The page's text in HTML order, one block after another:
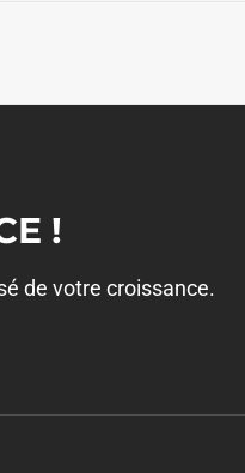
!
de votre croissance.